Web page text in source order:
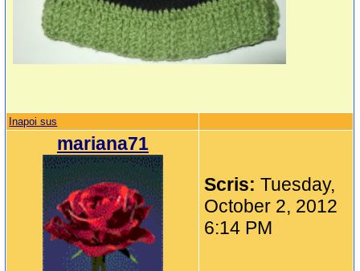
Inapoi sus
mariana71
Scris:Tuesday,
October 2, 2012
6:14 PM